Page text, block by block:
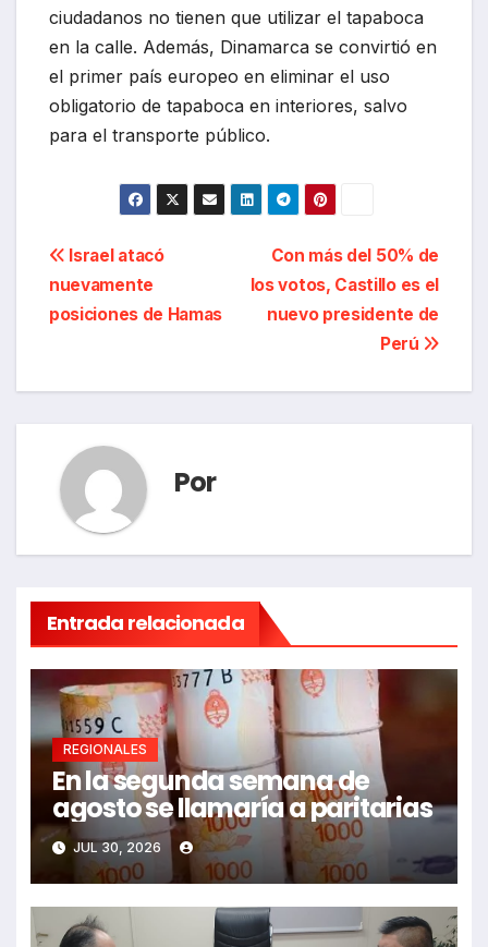
ciudadanos no tienen que utilizar el tapaboca
en la calle. Además, Dinamarca se convirtió en
el primer país europeo en eliminar el uso
obligatorio de tapaboca en interiores, salvo
para el transporte público.
Navegación
de
Con más del 50% de
los votos, Castillo es el
nuevo presidente de
Perú
Israel atacó
nuevamente
posiciones de Hamas
Por
Entrada relacionada
REGIONALES
En la segunda semana de
agosto se llamaría a paritarias
JUL 30, 2026